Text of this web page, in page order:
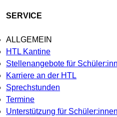
SERVICE
ALLGEMEIN
HTL Kantine
Stellenangebote für
Karriere an der HTL
Sprechstunden
Termine
Unterstützung für Schüler:innen